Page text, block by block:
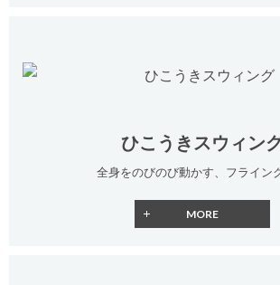
ひこうきスウィン
全身をのびのび動かす、フライン